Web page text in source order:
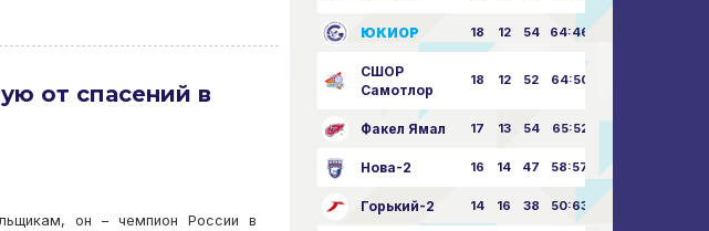
от спасений в
он – чемпион России в
ЮКИОР 18 12 54 64:46
СШОР
Самотлор
18 12 52 64:50
Факел Ямал 17 13 54 65:52
Нова-2 16 14 47 58:57
Горький-2 14 16 38 50:63